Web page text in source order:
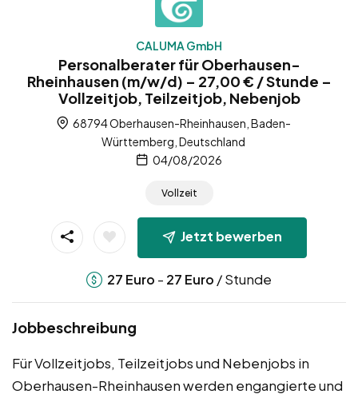
CALUMA GmbH
Personalberater für Oberhausen-
Rheinhausen (m/w/d) – 27,00 € / Stunde –
Vollzeitjob, Teilzeitjob, Nebenjob
68794 Oberhausen-Rheinhausen, Baden-
Württemberg, Deutschland
04/08/2026
Vollzeit
Jetzt bewerben
27 Euro - 27 Euro / Stunde
Jobbeschreibung
Für Vollzeitjobs, Teilzeitjobs und Nebenjobs in
Oberhausen-Rheinhausen werden engangierte und